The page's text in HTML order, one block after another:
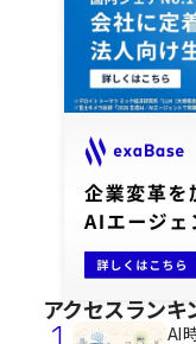
アクセスランキ
AI